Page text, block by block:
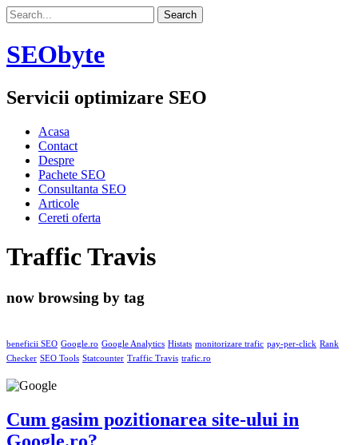
SEObyte
Servicii optimizare SEO
Acasa
Contact
Despre
Pachete SEO
Consultanta SEO
Articole
Cereti oferta
Traffic Travis
now browsing by tag
beneficii SEO Google.ro Google Analytics Histats monitorizare trafic pay-per-click Rank
Checker SEO Tools Statcounter Traffic Travis trafic.ro
Cum gasim pozitionarea site-ului in